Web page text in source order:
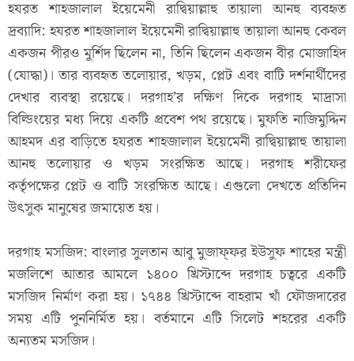
হযরত শাহজালাল ইয়েমেনী রাদ্বিয়াল্লাহু তায়ালা আনহু ব্যবহৃত
দ্রব্যাদি: হযরত শাহজালাল ইয়েমেনী রাদ্বিয়াল্লাহু তায়ালা আনহু কেবল
একজন পীরও মুর্শিদ ছিলেন না, তিনি ছিলেন একজন বীর মোজাহিদ
(যোদ্ধা)। তার ব্যবহৃত তলোয়ার, খড়ম, প্লেট এবং বাটি দর্শনার্থীদের
দেখার ব্যবস্থা রয়েছে। দরগাহ’র দক্ষিণ দিকে দরগাহ মাদ্রাসা
বিল্ডিংয়ের মধ্য দিয়ে একটি প্রবেশ পথ রয়েছে। মুফতি নাজিমুদ্দিন
আহমদ এর বাড়িতে হযরত শাহজালাল ইয়েমেনী রাদ্বিয়াল্লাহু তায়ালা
আনহু তলোয়ার ও খড়ম সংরক্ষিত আছে। দরগাহ শরীফের
কর্তৃপক্ষের প্লেট ও বাটি সংরক্ষিত আছে। এগুলো দেখতে প্রতিদিন
উৎসুক মানুষের জমায়েত হয়।
দরগাহ মসজিদ: বাংলার সুলতান আবু মুজাফ্ফর ইউসুফ শাহের মন্ত্রী
মজলিশে আতার আমলে ১৪০০ খ্রিস্টাব্দে দরগাহ চত্বরে একটি
মসজিদ নির্মাণ করা হয়। ১৭৪৪ খ্রিস্টাব্দে বাহরাম খাঁ ফৌজদারের
সময় এটি পুননির্মিত হয়। বর্তমানে এটি সিলেট শহরের একটি
অন্যতম মসজিদ।